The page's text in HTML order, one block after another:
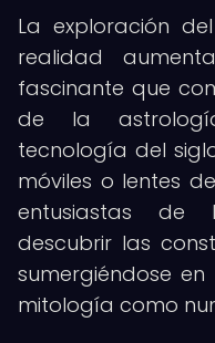
La exploración
realidad
fascinante que
de la
tecnología del
móviles o lentes
entusiastas de
descubrir las
sumergiéndose
mitología como